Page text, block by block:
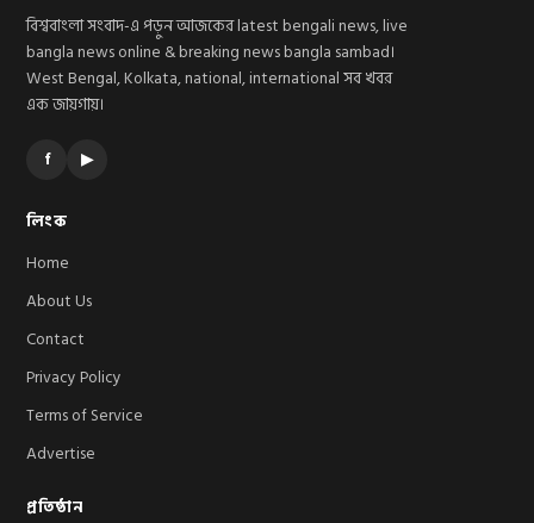
বিশ্ববাংলা সংবাদ-এ পড়ুন আজকের latest bengali news, live
bangla news online & breaking news bangla sambad।
West Bengal, Kolkata, national, international সব খবর
এক জায়গায়।
f ▶
লিংক
Home
About Us
Contact
Privacy Policy
Terms of Service
Advertise
প্রতিষ্ঠান